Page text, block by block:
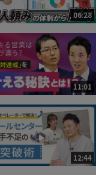
06:28
11:01
12:44